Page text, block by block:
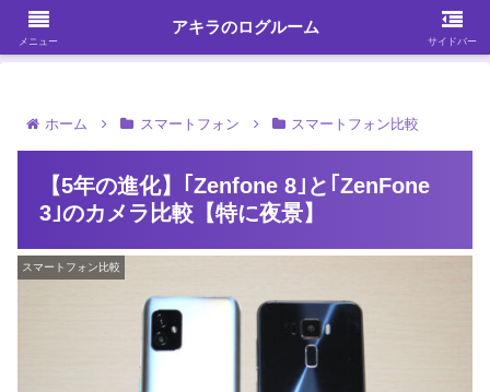
ガジェット・スマホ・パソコンを中心に何かを発見する
ホーム スマートフォン スマートフォン比較
【5年の進化】｢Zenfone 8｣と｢ZenFone
3｣のカメラ比較【特に夜景】
スマートフォン比較
メニュー
アキラのログルーム
サイドバー